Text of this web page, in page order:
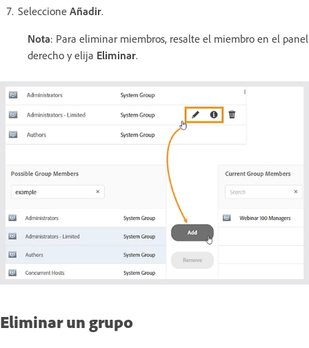
Seleccione Añadir.
Nota: Para eliminar miembros, resalte el miembro en el panel
derecho y elija Eliminar.
Eliminar un grupo